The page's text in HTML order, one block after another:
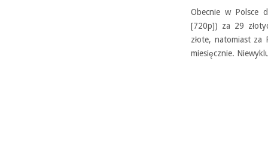
Obecnie w Polsce
[720p]) za 29
złote, natomiast za
miesięcznie.